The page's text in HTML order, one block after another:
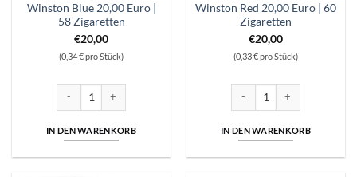
Winston Blue 20,00 Euro |
58 Zigaretten
€20,00
(0,34 € pro Stück)
IN DEN WARENKORB
Winston Red 20,00 Euro | 60
Zigaretten
€20,00
(0,33 € pro Stück)
IN DEN WARENKORB